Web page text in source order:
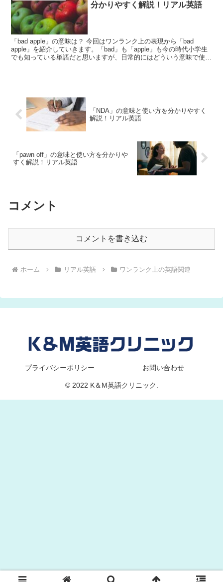
分かりやすく解説！リアル英語
「bad apple」の意味は？ 今回はワンランク上の表現から「bad
apple」を紹介していきます。「bad」も「apple」も今の時代小学生
でも知っている単語だと思いますが、日常的にはどういう意味で使わ
「NDA」の意味と使い方を分かりやすく
解説！リアル英語
「pawn off」の意味と使い方を分かりや
すく解説！リアル英語
コメント
コメントを書き込む
ホーム リアル英語 ワンランク上の英語関連
プライバシーポリシー お問い合わせ
© 2022 K＆M英語クリニック.